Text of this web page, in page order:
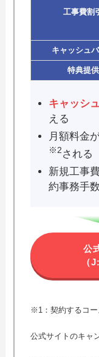
工事費割引
キャッシュ
特典提供
キャッシ
える
月額料金
※2される
新規工事
約事務手
公
（
※1：契約するコー
公式サイトのキャ